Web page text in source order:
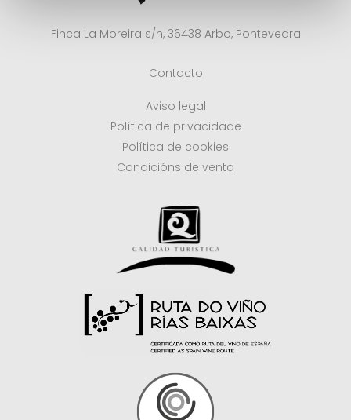
Finca La Moreira s/n, 36438 Arbo, Pontevedra
Contacto
Aviso legal
Política de privacidade
Política de cookies
Condicións de venta